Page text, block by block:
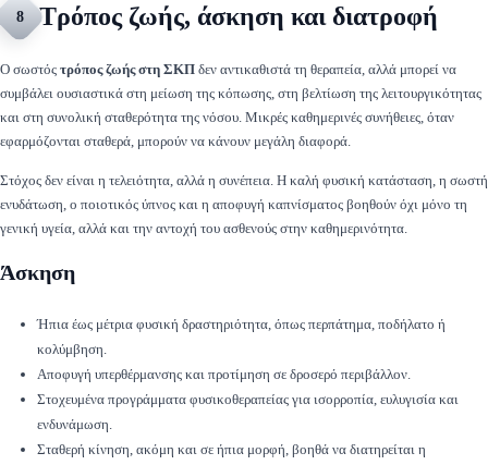
8 Τρόπος ζωής, άσκηση και διατροφή
Ο σωστός τρόπος ζωής στη ΣΚΠ δεν αντικαθιστά τη θεραπεία, αλλά μπορεί να
συμβάλει ουσιαστικά στη μείωση της κόπωσης, στη βελτίωση της λειτουργικότητας
και στη συνολική σταθερότητα της νόσου. Μικρές καθημερινές συνήθειες, όταν
εφαρμόζονται σταθερά, μπορούν να κάνουν μεγάλη διαφορά.
Στόχος δεν είναι η τελειότητα, αλλά η συνέπεια. Η καλή φυσική κατάσταση, η σωστή
ενυδάτωση, ο ποιοτικός ύπνος και η αποφυγή καπνίσματος βοηθούν όχι μόνο τη
γενική υγεία, αλλά και την αντοχή του ασθενούς στην καθημερινότητα.
Άσκηση
Ήπια έως μέτρια φυσική δραστηριότητα, όπως περπάτημα, ποδήλατο ή
κολύμβηση.
Αποφυγή υπερθέρμανσης και προτίμηση σε δροσερό περιβάλλον.
Στοχευμένα προγράμματα φυσικοθεραπείας για ισορροπία, ευλυγισία και
ενδυνάμωση.
Σταθερή κίνηση, ακόμη και σε ήπια μορφή, βοηθά να διατηρείται η